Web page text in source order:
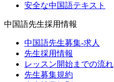
安全な中国語テキスト
中国語先生採用情報
中国語先生募集-求人
先生採用情報
レッスン開始までの流れ
先生募集規約